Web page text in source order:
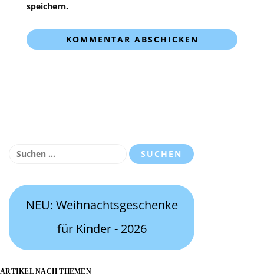
speichern.
Suchen
NEU: Weihnachtsgeschenke
für Kinder - 2026
ARTIKEL NACH THEMEN